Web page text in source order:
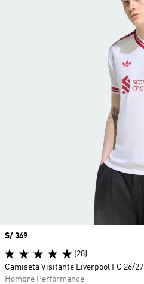
Precio
S/ 349
(28)
Camiseta Visitante Liverpool FC 26/27
Hombre Performance